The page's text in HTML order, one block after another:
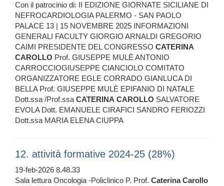
Con il patrocinio di: II EDIZIONE GIORNATE SICILIANE DI
NEFROCARDIOLOGIA PALERMO - SAN PAOLO
PALACE 13 | 15 NOVEMBRE 2025 INFORMAZIONI
GENERALI FACULTY GIORGIO ARNALDI GREGORIO
CAIMI PRESIDENTE DEL CONGRESSO CATERINA
CAROLLO Prof. GIUSEPPE MULÈ ANTONIO
CARROCCIOGIUSEPPE CIANCIOLO COMITATO
ORGANIZZATORE EGLE CORRADO GIANLUCA DI
BELLA Prof. GIUSEPPE MULÈ EPIFANIO DI NATALE
Dott.ssa /Prof.ssaCATERINA CAROLLO SALVATORE
EVOLA Dott. EMANUELE CIRAFICI SANDRO FERIOZZI
Dott.ssa MARIA ELENA CIUPPA
12. attività formative 2024-25 (28%)
19-feb-2026 8.48.33
Sala lettura Oncologia -Policlinico P. Prof. Caterina Carollo